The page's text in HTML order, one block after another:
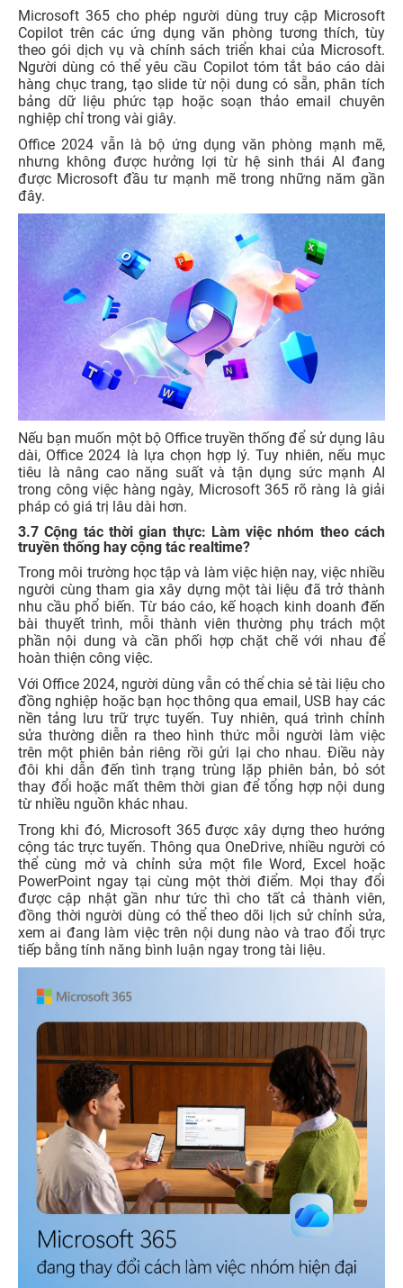
Microsoft 365 cho phép người dùng truy cập Microsoft
Copilot trên các ứng dụng văn phòng tương thích, tùy
theo gói dịch vụ và chính sách triển khai của Microsoft.
Người dùng có thể yêu cầu Copilot tóm tắt báo cáo dài
hàng chục trang, tạo slide từ nội dung có sẵn, phân tích
bảng dữ liệu phức tạp hoặc soạn thảo email chuyên
nghiệp chỉ trong vài giây.
Office 2024 vẫn là bộ ứng dụng văn phòng mạnh mẽ,
nhưng không được hưởng lợi từ hệ sinh thái AI đang
được Microsoft đầu tư mạnh mẽ trong những năm gần
đây.
Nếu bạn muốn một bộ Office truyền thống để sử dụng lâu
dài, Office 2024 là lựa chọn hợp lý. Tuy nhiên, nếu mục
tiêu là nâng cao năng suất và tận dụng sức mạnh AI
trong công việc hàng ngày, Microsoft 365 rõ ràng là giải
pháp có giá trị lâu dài hơn.
3.7 Cộng tác thời gian thực: Làm việc nhóm theo cách
truyền thống hay cộng tác realtime?
Trong môi trường học tập và làm việc hiện nay, việc nhiều
người cùng tham gia xây dựng một tài liệu đã trở thành
nhu cầu phổ biến. Từ báo cáo, kế hoạch kinh doanh đến
bài thuyết trình, mỗi thành viên thường phụ trách một
phần nội dung và cần phối hợp chặt chẽ với nhau để
hoàn thiện công việc.
Với Office 2024, người dùng vẫn có thể chia sẻ tài liệu cho
đồng nghiệp hoặc bạn học thông qua email, USB hay các
nền tảng lưu trữ trực tuyến. Tuy nhiên, quá trình chỉnh
sửa thường diễn ra theo hình thức mỗi người làm việc
trên một phiên bản riêng rồi gửi lại cho nhau. Điều này
đôi khi dẫn đến tình trạng trùng lặp phiên bản, bỏ sót
thay đổi hoặc mất thêm thời gian để tổng hợp nội dung
từ nhiều nguồn khác nhau.
Trong khi đó, Microsoft 365 được xây dựng theo hướng
cộng tác trực tuyến. Thông qua OneDrive, nhiều người có
thể cùng mở và chỉnh sửa một file Word, Excel hoặc
PowerPoint ngay tại cùng một thời điểm. Mọi thay đổi
được cập nhật gần như tức thì cho tất cả thành viên,
đồng thời người dùng có thể theo dõi lịch sử chỉnh sửa,
xem ai đang làm việc trên nội dung nào và trao đổi trực
tiếp bằng tính năng bình luận ngay trong tài liệu.